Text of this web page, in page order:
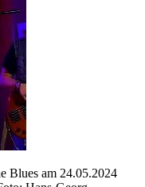
Blues am 24.05.2024